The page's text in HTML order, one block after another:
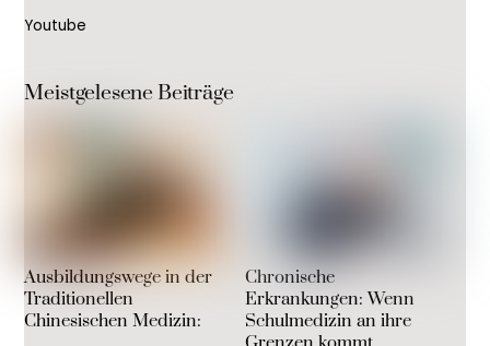
Youtube
Meistgelesene Beiträge
Ausbildungswege in der
Traditionellen
Chinesischen Medizin:
Chronische
Erkrankungen: Wenn
Schulmedizin an ihre